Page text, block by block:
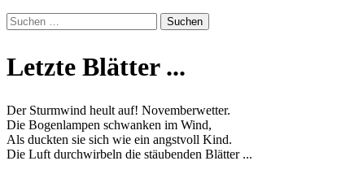
Suche
nach:
Letzte Blätter ...
Der Sturmwind heult auf! Novemberwetter.
Die Bogenlampen schwanken im Wind,
Als duckten sie sich wie ein angstvoll Kind.
Die Luft durchwirbeln die stäubenden Blätter ...